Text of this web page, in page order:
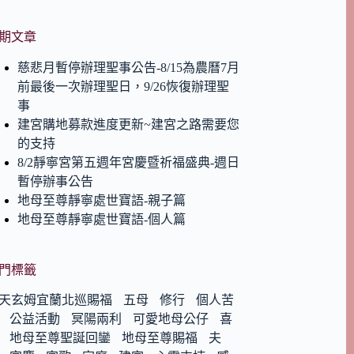
文章
慈悲月暫停辦理聖事公告-8/15為農曆7月
前最後一次辦理聖日，9/26恢復辦理聖
事
建宮購地募款進度更新~建宮之路需要您
的支持
8/2靜寧宮第五週年宮慶暨祈福盛典-週日
暫停辦事公告
地母至尊靜寧處世寶語-親子篇
地母至尊靜寧處世寶語-個人篇
標籤
玄姆宜蘭北巡賜福 五母 修行
個人苦
公益活動 冥陽兩利 可愛地母公仔
喜
地母至尊聖誕回鑾 地母至尊賜福
夫